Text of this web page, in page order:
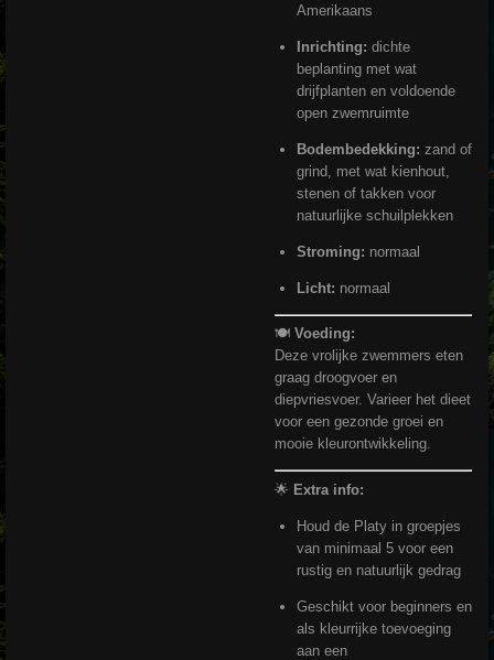
Amerikaans
Inrichting: dichte
beplanting met wat
drijfplanten en voldoende
open zwemruimte
Bodembedekking: zand of
grind, met wat kienhout,
stenen of takken voor
natuurlijke schuilplekken
Stroming: normaal
Licht: normaal
🍽 Voeding:
Deze vrolijke zwemmers eten
graag droogvoer en
diepvriesvoer. Varieer het dieet
voor een gezonde groei en
mooie kleurontwikkeling.
🌟 Extra info:
Houd de Platy in groepjes
van minimaal 5 voor een
rustig en natuurlijk gedrag
Geschikt voor beginners en
als kleurrijke toevoeging
aan een